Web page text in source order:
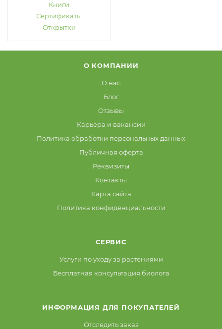
Книги
Сертификаты
Открытки
О КОМПАНИИ
О нас
Блог
Отзывы
Карьера и вакансии
Политика обработки персональных данных
Публичная оферта
Реквизиты
Контакты
Карта сайта
Политика конфиденциальности
СЕРВИС
Услуги по уходу за растениями
Бесплатная консультация биолога
ИНФОРМАЦИЯ ДЛЯ ПОКУПАТЕЛЕЙ
Отследить заказ